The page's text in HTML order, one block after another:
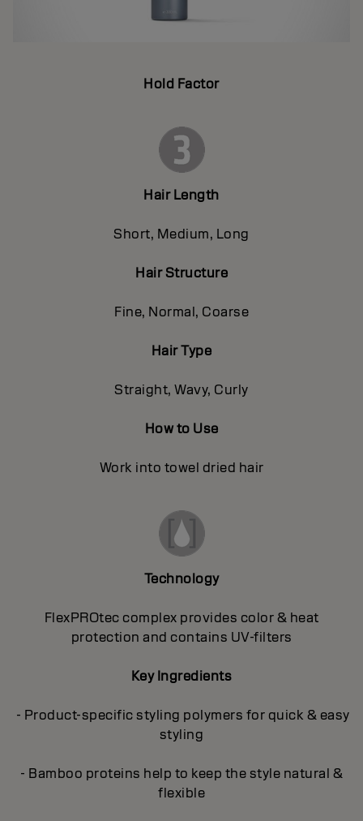
Hold Factor
Hair Length
Short, Medium, Long
Hair Structure
Fine, Normal, Coarse
Hair Type
Straight, Wavy, Curly
How to Use
Work into towel dried hair
Technology
FlexPROtec complex provides color & heat
protection and contains UV-filters
Key Ingredients
- Product-specific styling polymers for quick & easy
styling
- Bamboo proteins help to keep the style natural &
flexible